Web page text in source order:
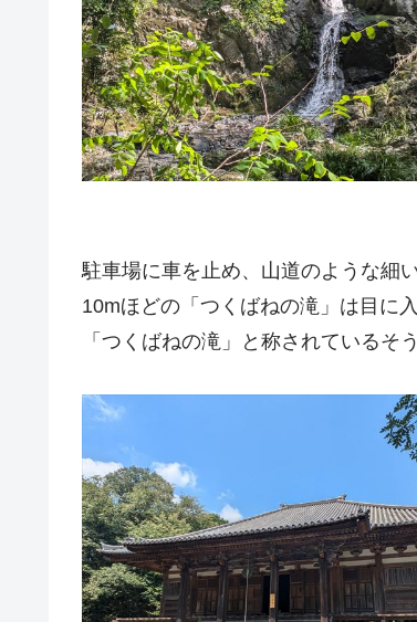
駐車場に車を止め、山道のような細
10mほどの「つくばねの滝」は目に
「つくばねの滝」と称されているそ